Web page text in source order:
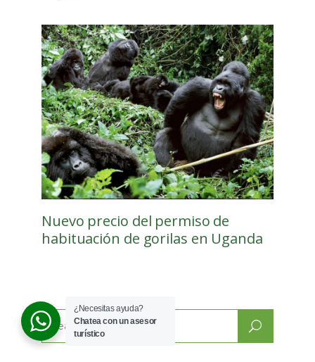
Nuevo precio del permiso de
habituación de gorilas en Uganda
Search
for:
¿Necesitas ayuda?
Chatea con un asesor
turístico